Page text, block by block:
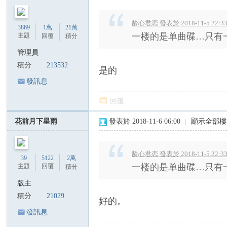
3869
主題
1萬
回覆
21萬
積分
管理員
積分
213532
發訊息
龄心君恋 發表於 2018-11-5 22:33
一楼的是单曲碟…只有
是的
回覆
花前月下星雨
39
主題
5122
回覆
2萬
積分
版主
積分
21029
發訊息
發表於 2018-11-6 06:00 顯示全部
龄心君恋 發表於 2018-11-5 22:33
一楼的是单曲碟…只有
好的。